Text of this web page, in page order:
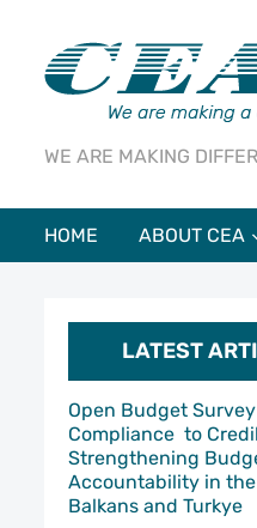
WE ARE MAKING
HOME ABOUT CEA
LATEST
Open Budget
Compliance to
Strengthening
Accountability in the
Balkans and Turkye